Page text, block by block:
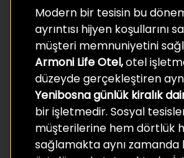
Modern bir tesisin bu
ayrıntısı hijyen koşullarını
müşteri memnuniyetini
Armoni Life Otel,otel
düzeyde gerçekleştiren
Yenibosna günlük kiralık
bir işletmedir. Sosyal
müşterilerine hem dörtlük
sağlamakta aynı zamanda